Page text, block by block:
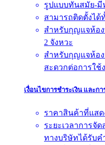
รูปแบบทันสมัย-มี
สามารถติดตั้งได้
สำหรับกุญแจห้อ
2 จังหวะ
สำหรับกุญแจห้อง
สะดวกต่อการใช้
เงื่อนไขการชำระเงิน และก
ราคาสินค้าที่แสด
ระยะเวลาการจั
ทางบริษัทได้รับค